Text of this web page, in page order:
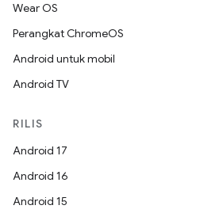
Wear OS
Perangkat ChromeOS
Android untuk mobil
Android TV
RILIS
Android 17
Android 16
Android 15